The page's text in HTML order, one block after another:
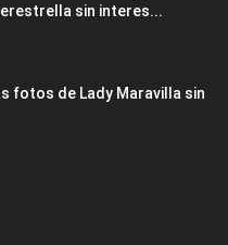
sin interes...
fotos de Lady Maravilla sin